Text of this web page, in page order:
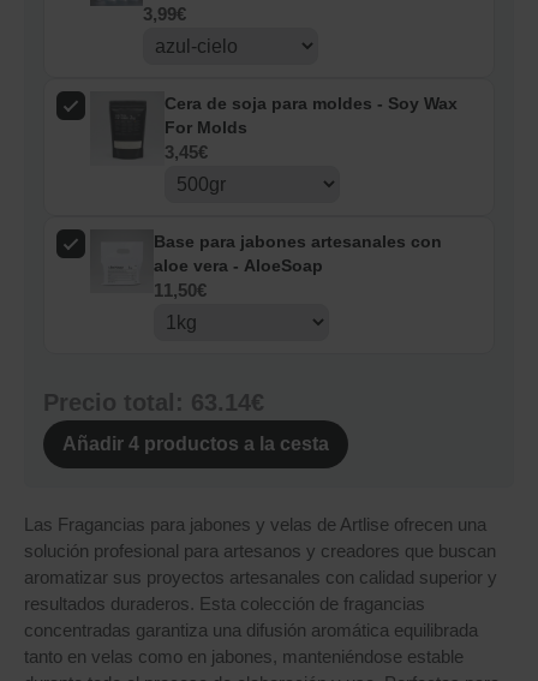
3,99€
Cera de soja para moldes - Soy Wax
For Molds
3,45€
Base para jabones artesanales con
aloe vera - AloeSoap
11,50€
Precio total: 63.14€
Añadir 4 productos a la cesta
Las Fragancias para jabones y velas de Artlise ofrecen una
solución profesional para artesanos y creadores que buscan
aromatizar sus proyectos artesanales con calidad superior y
resultados duraderos. Esta colección de fragancias
concentradas garantiza una difusión aromática equilibrada
tanto en velas como en jabones, manteniéndose estable